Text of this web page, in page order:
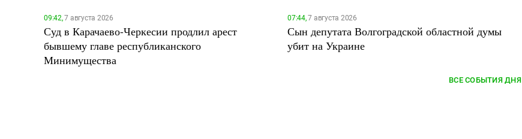
09:42,7 августа 2026
Суд в Карачаево-Черкесии продлил арест
бывшему главе республиканского
Минимущества
07:44,7 августа 2026
Сын депутата Волгоградской областной думы
убит на Украине
ВСЕ СОБЫТИЯ ДНЯ